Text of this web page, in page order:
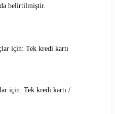
belirtilmiştir.
için: Tek kredi kartı
için: Tek kredi kartı /